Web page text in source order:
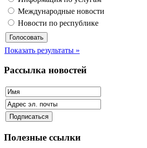
Международные новости
Новости по республике
Показать результаты »
Рассылка новостей
Полезные ссылки